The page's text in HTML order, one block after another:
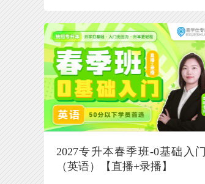
2027专升本春季班-0基础入门
（英语）【直播+录播】